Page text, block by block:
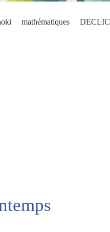
mathématiques DECLIC